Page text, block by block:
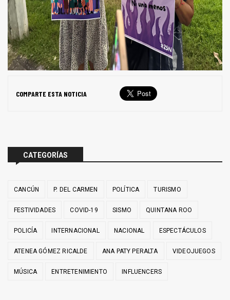
COMPARTE ESTA NOTICIA
CATEGORÍAS
CANCÚN P. DEL CARMEN POLÍTICA TURISMO
FESTIVIDADES COVID-19 SISMO QUINTANA ROO
POLICÍA INTERNACIONAL NACIONAL ESPECTÁCULOS
ATENEA GÓMEZ RICALDE ANA PATY PERALTA VIDEOJUEGOS
MÚSICA ENTRETENIMIENTO INFLUENCERS